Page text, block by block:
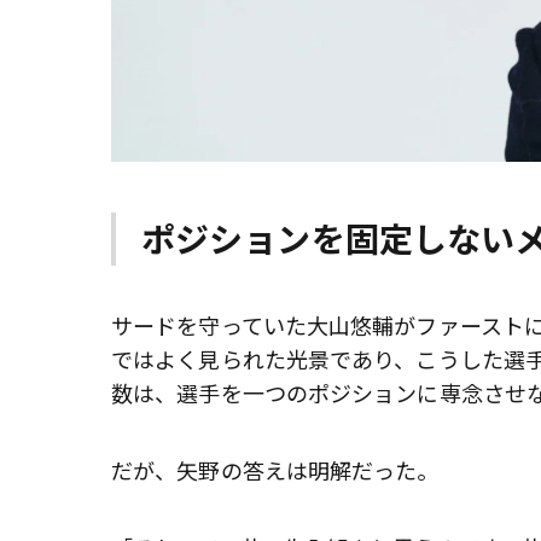
ポジションを固定しない
サードを守っていた大山悠輔がファースト
ではよく見られた光景であり、こうした選
数は、選手を一つのポジションに専念させ
だが、矢野の答えは明解だった。